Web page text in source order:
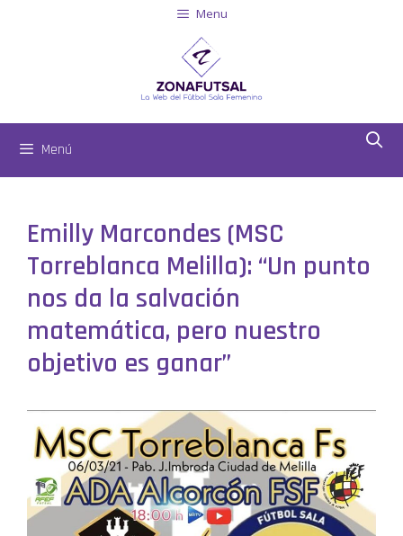
Menu
Menú
Emilly Marcondes (MSC
Torreblanca Melilla): “Un punto
nos da la salvación
matemática, pero nuestro
objetivo es ganar”